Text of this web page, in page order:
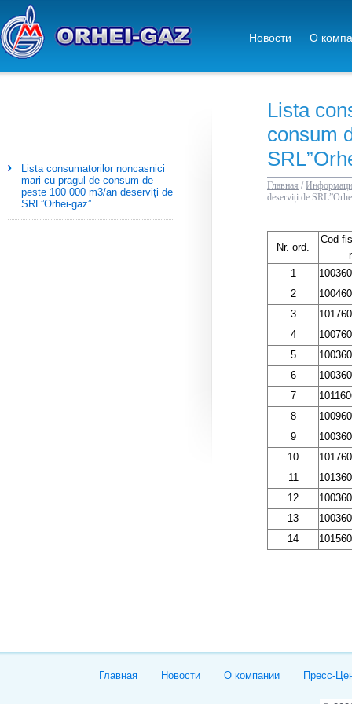
Новости О
Lista consumatorilor noncasnici
mari cu pragul de consum de
peste 100 000 m3/an deserviți de
SRL”Orhei-gaz”
Lista
consum
Главная /
deserviți de
Nr. ord.
Cod
1
2
3
4
5
6
7
8
9
10
11
12
13
14
Главная Новости О компании Пресс-